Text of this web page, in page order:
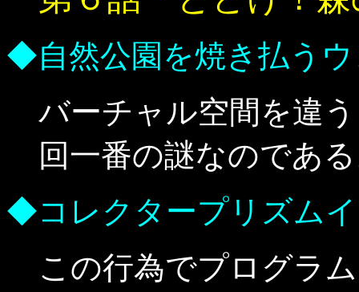
◆自然公園を焼き払う
バーチャル空間を違
回一番の謎なのであ
◆コレクタープリズム
この行為でプログラ